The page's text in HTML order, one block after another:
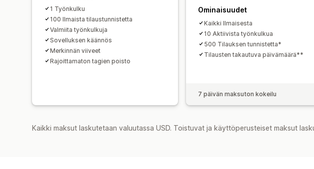
1 Työnkulku
100 Ilmaista tilaustunnistetta
Valmiita työnkulkuja
Sovelluksen käännös
Merkinnän viiveet
Rajoittamaton tagien poisto
Ominaisuudet
Kaikki Ilmaisesta
10 Aktiivista työnkulkua
500 Tilauksen tunnistetta*
Tilausten takautuva päivämäärä**
7 päivän maksuton kokeilu
Kaikki maksut laskutetaan valuutassa USD. Toistuvat ja käyttöperusteiset maksut